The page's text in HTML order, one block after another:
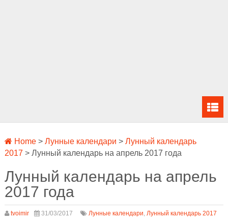
Home> Лунные календари > Лунный календарь
2017 > Лунный календарь на апрель 2017 года
Лунный календарь на апрель
2017 года
tvoimir 31/03/2017 Лунные календари, Лунный календарь 2017